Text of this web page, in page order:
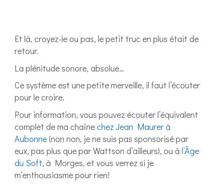
Et là, croyez-le ou pas, le petit truc en plus était de
retour.
La plénitude sonore, absolue…
Ce système est une petite merveille, il faut l’écouter
pour le croire.
Pour information, vous pouvez écouter l’équivalent
complet de ma chaînechez Jean Maurer à
Aubonne(non non, je ne suis pas sponsorisé par
eux, pas plus que par Wattson d’ailleurs), ou à l’Âge
du Soft, à Morges, et vous verrez si je
m’enthousiasme pour rien!